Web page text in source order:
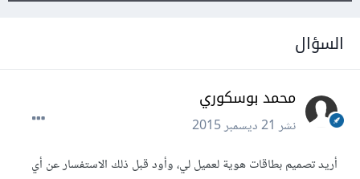
السؤال
محمد بوسكوري
نشر21 ديسمبر 2015
أريد تصميم بطاقات هوية لعميل لي، وأود قبل ذلك الاستفسار عن أي